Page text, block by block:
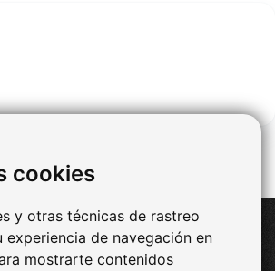
cookies
y otras técnicas de rastreo
experiencia de navegación en
mostrarte contenidos
Redes Sociales
-Facebook